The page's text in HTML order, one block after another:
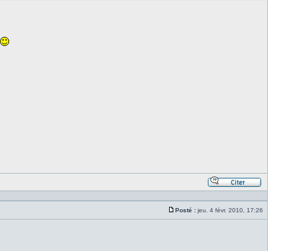
le
Message
Posté : jeu. 4 févr. 2010, 17:26